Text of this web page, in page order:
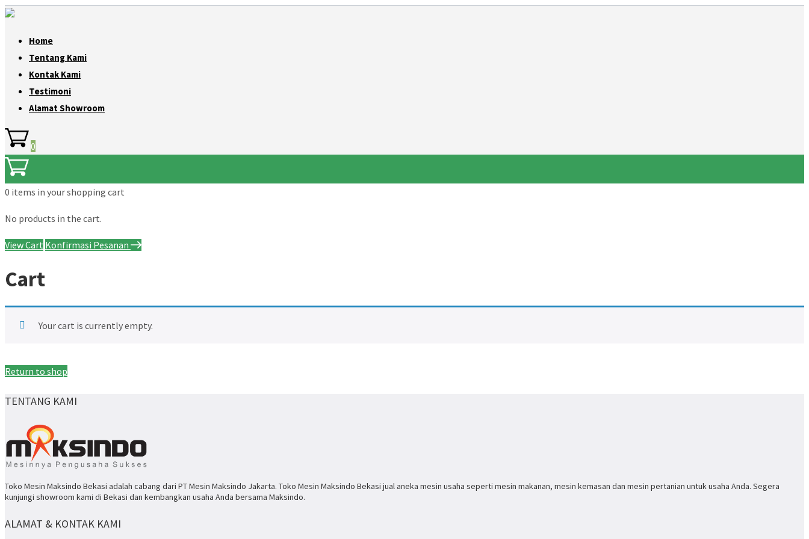
Home
Tentang Kami
Kontak Kami
Testimoni
Alamat Showroom
0
0 items in your shopping cart
No products in the cart.
View Cart Konfirmasi Pesanan
Cart
Your cart is currently empty.
Return to shop
TENTANG KAMI
Toko Mesin Maksindo Bekasi adalah cabang dari PT Mesin Maksindo Jakarta. Toko Mesin Maksindo Bekasi jual aneka mesin usaha seperti mesin makanan, mesin kemasan dan mesin pertanian untuk usaha Anda. Segera
kunjungi showroom kami di Bekasi dan kembangkan usaha Anda bersama Maksindo.
ALAMAT & KONTAK KAMI